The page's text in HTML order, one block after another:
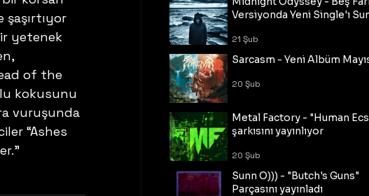
yetenek
of the
kokusunu
vuruşunda
“Ashes
Versiyonda Yeni Single'ı
21 Şub
Sarcasm - Yeni Albüm
20 Şub
Metal Factory - "Human
şarkısını yayınlıyor
20 Şub
Sunn O))) - "Butch's Guns"
Parçasını yayınladı